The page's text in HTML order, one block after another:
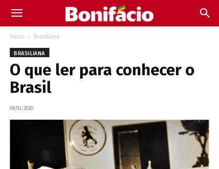
Início Brasiliana
BRASILIANA
O que ler para conhecer o
Brasil
04/01/2020